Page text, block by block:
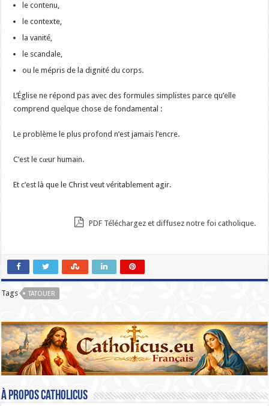
le contenu,
le contexte,
la vanité,
le scandale,
ou le mépris de la dignité du corps.
L’Église ne répond pas avec des formules simplistes parce qu’elle
comprend quelque chose de fondamental :
Le problème le plus profond n’est jamais l’encre.
C’est le cœur humain.
Et c’est là que le Christ veut véritablement agir.
PDF Téléchargez et diffusez notre foi catholique.
Tags TATOUER
À propos catholicus